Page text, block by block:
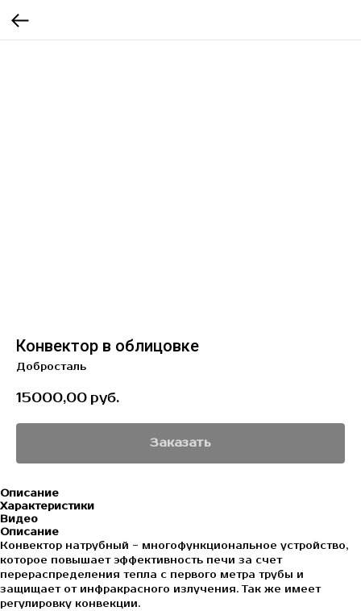
Конвектор в облицовке
Добросталь
15000,00 руб.
Заказать
Описание
Характеристики
Видео
Описание
Конвектор натрубный - многофункциональное устройство,
которое повышает эффективность печи за счет
перераспределения тепла с первого метра трубы и
защищает от инфракрасного излучения. Так же имеет
регулировку конвекции.